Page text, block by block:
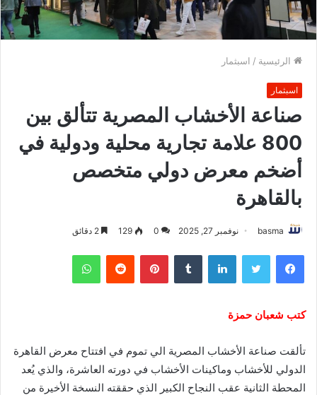
الرئيسية / اسبثمار
اسبثمار
صناعة الأخشاب المصرية تتألق بين
800 علامة تجارية محلية ودولية في
أضخم معرض دولي متخصص
بالقاهرة
basma نوفمبر 27, 2025 0
129
فيسبوك تويتر لينكدإن بينتيريست واتساب
كتب شعبان حمزة
تألقت صناعة الأخشاب المصرية الي تموم في افتتاح معرض القاهرة
الدولي للأخشاب وماكينات الأخشاب في دورته العاشرة، والذي يُعد
المحطة الثانية عقب النجاح الكبير الذي حققته النسخة الأخيرة من